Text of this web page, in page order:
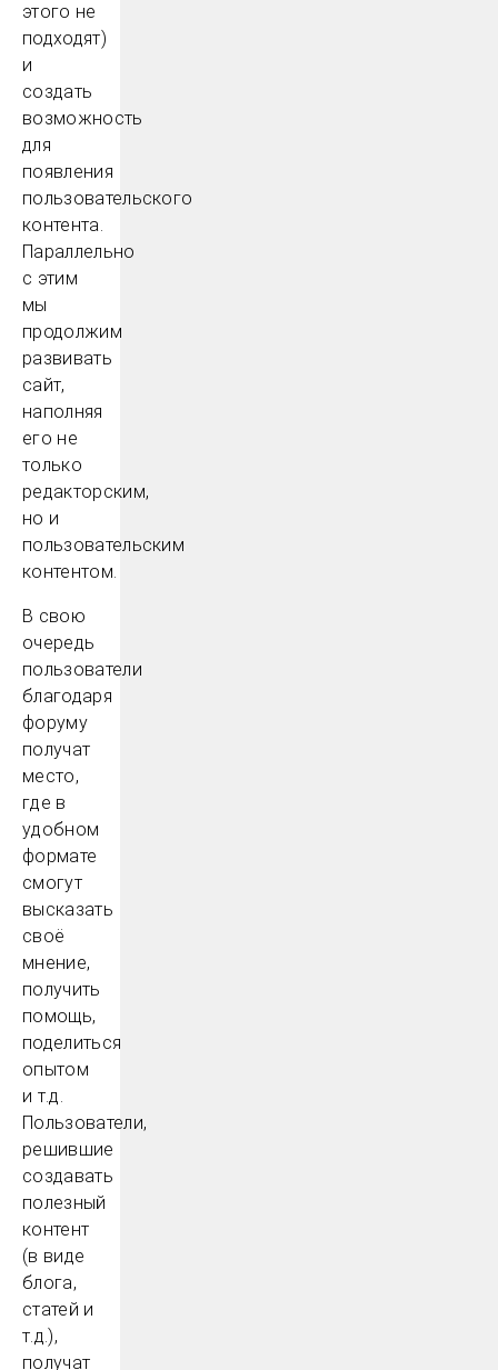
этого не
подходят)
и
создать
возможность
для
появления
пользовательского
контента.
Параллельно
с этим
мы
продолжим
развивать
сайт,
наполняя
его не
только
редакторским,
но и
пользовательским
контентом.
В свою
очередь
пользователи
благодаря
форуму
получат
место,
где в
удобном
формате
смогут
высказать
своё
мнение,
получить
помощь,
поделиться
опытом
и т.д.
Пользователи,
решившие
создавать
полезный
контент
(в виде
блога,
статей и
т.д.),
получат